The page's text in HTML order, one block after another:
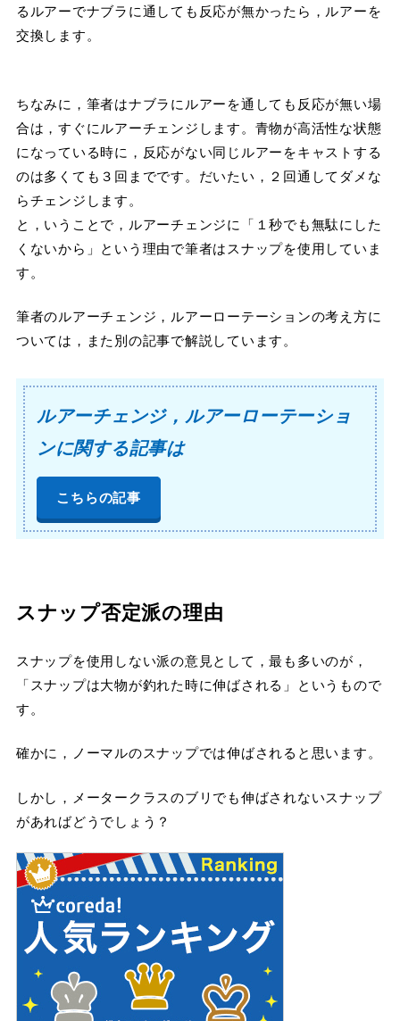
るルアーでナブラに通しても反応が無かったら，ルアーを
交換します。
ちなみに，筆者はナブラにルアーを通しても反応が無い場
合は，すぐにルアーチェンジします。青物が高活性な状態
になっている時に，反応がない同じルアーをキャストする
のは多くても３回までです。だいたい，２回通してダメな
らチェンジします。
と，いうことで，ルアーチェンジに「１秒でも無駄にした
くないから」という理由で筆者はスナップを使用していま
す。
筆者のルアーチェンジ，ルアーローテーションの考え方に
ついては，また別の記事で解説しています。
ルアーチェンジ，ルアーローテーショ
ンに関する記事は
こちらの記事
スナップ否定派の理由
スナップを使用しない派の意見として，最も多いのが，
「スナップは大物が釣れた時に伸ばされる」というもので
す。
確かに，ノーマルのスナップでは伸ばされると思います。
しかし，メータークラスのブリでも伸ばされないスナップ
があればどうでしょう？